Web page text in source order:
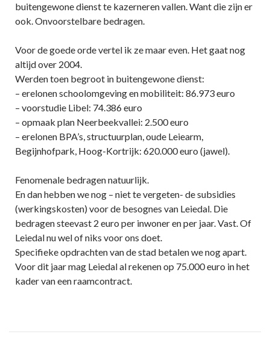
buitengewone dienst te kazerneren vallen. Want die zijn er
ook. Onvoorstelbare bedragen.
Voor de goede orde vertel ik ze maar even. Het gaat nog
altijd over 2004.
Werden toen begroot in buitengewone dienst:
– erelonen schoolomgeving en mobiliteit: 86.973 euro
– voorstudie Libel: 74.386 euro
– opmaak plan Neerbeekvallei: 2.500 euro
– erelonen BPA’s, structuurplan, oude Leiearm,
Begijnhofpark, Hoog-Kortrijk: 620.000 euro (jawel).
Fenomenale bedragen natuurlijk.
En dan hebben we nog – niet te vergeten- de subsidies
(werkingskosten) voor de besognes van Leiedal. Die
bedragen steevast 2 euro per inwoner en per jaar. Vast. Of
Leiedal nu wel of niks voor ons doet.
Specifieke opdrachten van de stad betalen we nog apart.
Voor dit jaar mag Leiedal al rekenen op 75.000 euro in het
kader van een raamcontract.